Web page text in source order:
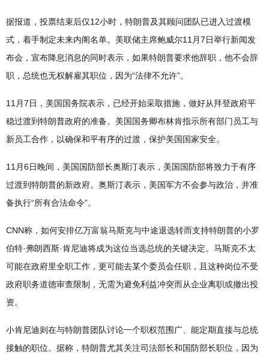
据报道，投票结束后仅12小时，特朗普及其顾问团队已进入过渡模
式，着手制定未来内阁名单。美联储主席鲍威尔11月7日举行新闻发
布会，宣布降息消息的同时表示，如果特朗普要求他辞职，他不会辞
职，总统也无权解雇其职位，因为“法律不允许”。
11月7日，美国国务院表示，已经开始采取措施，做好从拜登政府平
稳过渡到特朗普政府的准备。美国国务卿布林肯指示所有部门员工与
新员工合作，以确保和平有序的过渡，保护美国国家安全。
11月6日晚间，美国国防部长奥斯汀表示，美国国防部将致力于有序
过渡到特朗普的新政府。奥斯汀表示，美国军方不会参与政治，并准
备执行“所有合法命令”。
CNN称，如何安排亿万富翁马斯克与中途退选转而支持特朗普的小罗
伯特·弗朗西斯·肯尼迪将成为这位当选总统的关键决定。马斯克不太
可能在政府里全职工作，更可能去某个委员会任职，且这种岗位不受
政府职务道德审查限制，无需为避免利益冲突而从企业离职或撤出投
资。
小肯尼迪则在与特朗普团队讨论一个职权范围广、能定期直接与总统
接触的职位。据称，特朗普尤其关注司法部长和国防部长职位，因为